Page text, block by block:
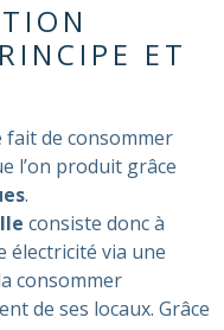
ET
fait de consommer
l’on produit grâce
.
consiste donc à
électricité via une
consommer
de ses locaux. Grâce